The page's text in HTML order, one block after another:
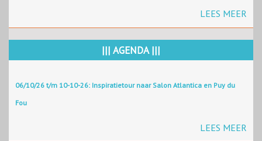
LEES MEER
||| AGENDA |||
06/10/26 t/m 10-10-26: Inspiratietour naar Salon Atlantica en Puy du
Fou
LEES MEER